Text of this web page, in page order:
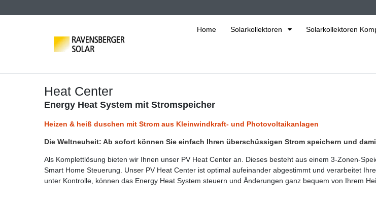
Home Solarkollektoren Solarkollektoren
Heat Center
Energy Heat System mit Stromspeicher
Heizen & heiß duschen mit Strom aus Kleinwindkraft- und Photovoltaikanlagen
Die Weltneuheit: Ab sofort können Sie einfach Ihren überschüssigen Strom speichern und
Als Komplettlösung bieten wir Ihnen unser PV Heat Center an. Dieses besteht aus einem 3-Zonen-
Smart Home Steuerung. Unser PV Heat Center ist optimal aufeinander abgestimmt und verarbeitet
unter Kontrolle, können das Energy Heat System steuern und Änderungen ganz bequem von Ihrem